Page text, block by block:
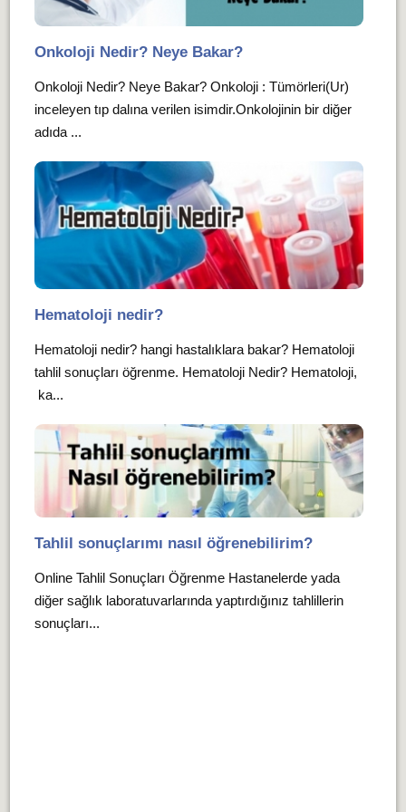
Onkoloji Nedir? Neye Bakar?
Onkoloji Nedir? Neye Bakar? Onkoloji : Tümörleri(Ur)
inceleyen tıp dalına verilen isimdir.Onkolojinin bir diğer
adıda ...
Hematoloji nedir?
Hematoloji nedir? hangi hastalıklara bakar? Hematoloji
tahlil sonuçları öğrenme. Hematoloji Nedir? Hematoloji,
ka...
Tahlil sonuçlarımı nasıl öğrenebilirim?
Online Tahlil Sonuçları Öğrenme Hastanelerde yada
diğer sağlık laboratuvarlarında yaptırdığınız tahlillerin
sonuçları...